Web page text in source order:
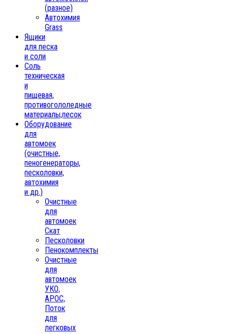
(разное)
Автохимия
Grass
Ящики
для песка
и соли
Соль
техническая
и
пищевая,
противогололедные
материалы,песок
Oборудование
для
автомоек
(очистные,
пеногенераторы,
песколовки,
автохимия
и др.)
Очистные
для
автомоек
Скат
Песколовки
Пенокомплекты
Очистные
для
автомоек
УКО,
АРОС,
Поток
для
легковых